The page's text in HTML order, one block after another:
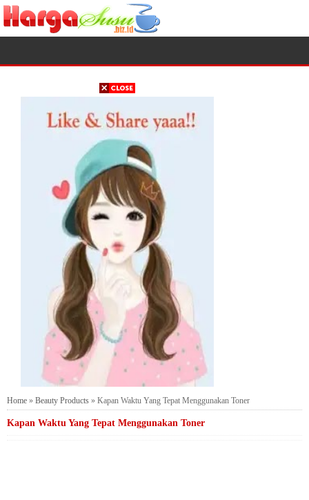
Home » Beauty Products » Kapan Waktu Yang Tepat Menggunakan Toner
Kapan Waktu Yang Tepat Menggunakan Toner